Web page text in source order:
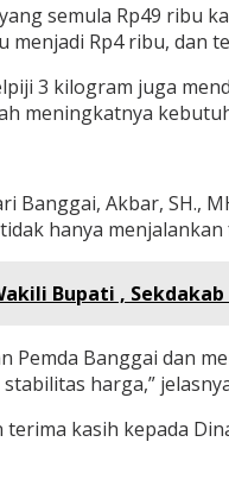
semula Rp49 ribu
Rp4 ribu, dan
3 kilogram juga
meningkatnya
Banggai, Akbar, SH.,
hanya
Bupati , Sekdakab
Pemda Banggai dan
harga,”
terima kasih kepada